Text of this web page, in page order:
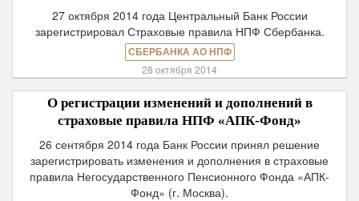
27 октября 2014 года Центральный Банк России
зарегистрировал Страховые правила НПФ Сбербанка.
СБЕРБАНКА АО НПФ
28 октября 2014
О регистрации изменений и дополнений в
страховые правила НПФ «АПК-Фонд»
26 сентября 2014 года Банк России принял решение
зарегистрировать изменения и дополнения в страховые
правила Негосударственного Пенсионного Фонда «АПК-
Фонд» (г. Москва).